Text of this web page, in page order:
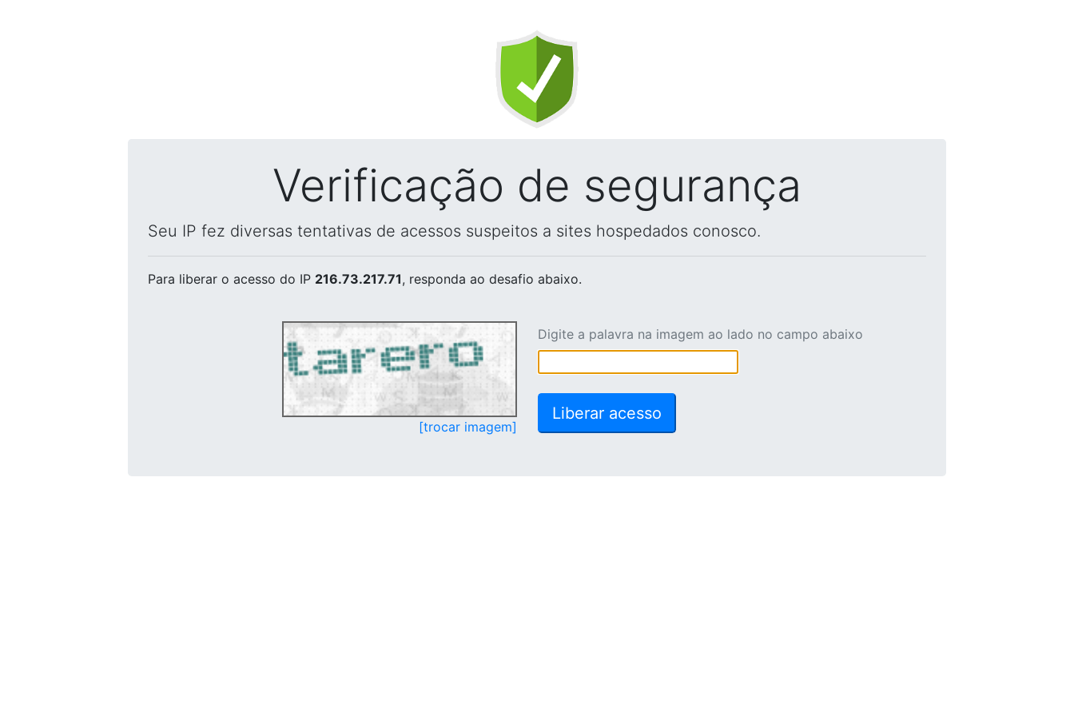
Verificação de segurança
Seu IP fez diversas tentativas de acessos suspeitos a sites hospedados conosco.
Para liberar o acesso do IP 216.73.217.71, responda ao desafio abaixo.
[trocar imagem]
Digite a palavra na imagem ao lado no campo abaixo